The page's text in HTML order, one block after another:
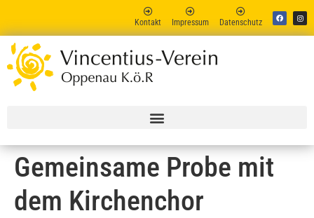
Kontakt Impressum Datenschutz
Gemeinsame Probe mit
dem Kirchenchor
Vincent
Online